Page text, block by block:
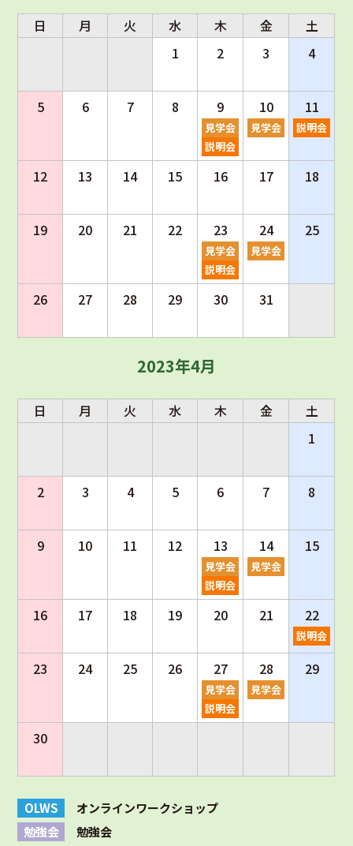
日 月 火 水 木 金
土
1
2 3 4
5 6 7 8 9
見学会
説明会
10
見学会
11
説明会
12 13 14 15 16 17 18
19 20 21 22 23
見学会
説明会
24
見学会
25
26 27 28 29 30 31
2023年4月
日 月 火 水 木 金
土
1
2 3 4 5 6 7 8
9 10 11 12 13
見学会
説明会
14
見学会
15
16 17 18 19 20 21 22
説明会
23 24 25 26 27
見学会
説明会
28
見学会
29
30
OLWS
オンラインワークショップ
勉強会
勉強会